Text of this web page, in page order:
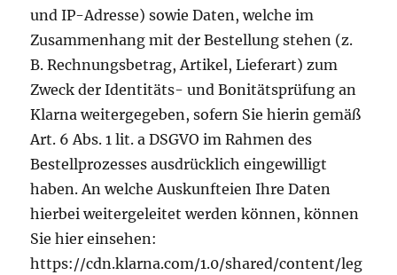
und IP-Adresse) sowie Daten, welche im
Zusammenhang mit der Bestellung stehen (z.
B. Rechnungsbetrag, Artikel, Lieferart) zum
Zweck der Identitäts- und Bonitätsprüfung an
Klarna weitergegeben, sofern Sie hierin gemäß
Art. 6 Abs. 1 lit. a DSGVO im Rahmen des
Bestellprozesses ausdrücklich eingewilligt
haben. An welche Auskunfteien Ihre Daten
hierbei weitergeleitet werden können, können
Sie hier einsehen:
https://cdn.klarna.com/1.0/shared/content/leg